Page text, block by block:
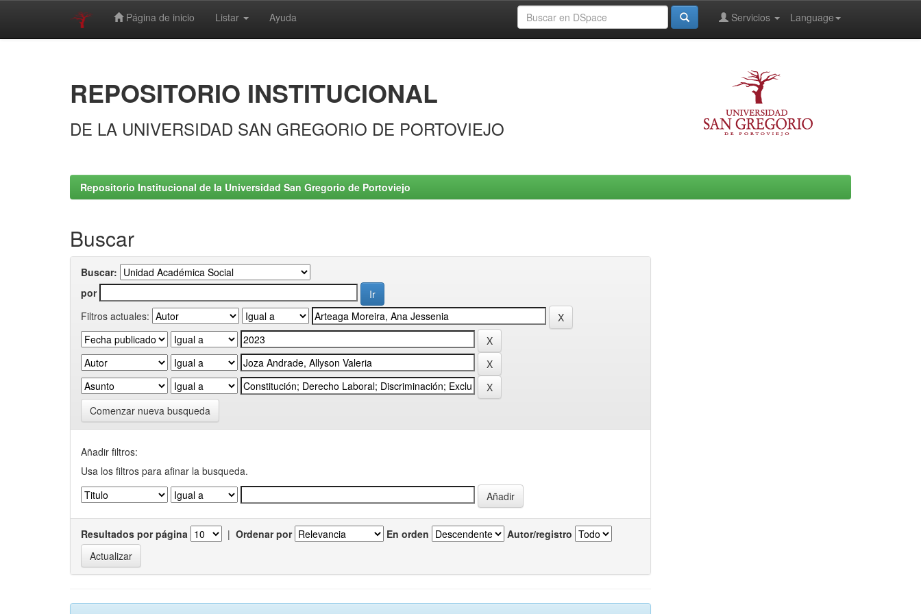
Página de inicio Listar Ayuda Language
Servicios
REPOSITORIO INSTITUCIONAL
DE LA UNIVERSIDAD SAN GREGORIO DE PORTOVIEJO
Repositorio Institucional de la Universidad San Gregorio de Portoviejo
Buscar
Buscar:
por
Filtros actuales:
Comenzar nueva busqueda
Añadir filtros:
Usa los filtros para afinar la busqueda.
Resultados por página | Ordenar por En orden Autor/registro